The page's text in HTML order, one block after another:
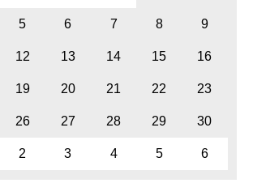
5 6 7 8 9
12 13 14 15 16
19 20 21 22 23
26 27 28 29 30
2 3 4 5 6